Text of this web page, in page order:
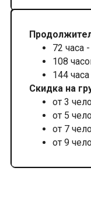
72 часа
108
144
Скидка на
от 3
от 5
от 7
от 9